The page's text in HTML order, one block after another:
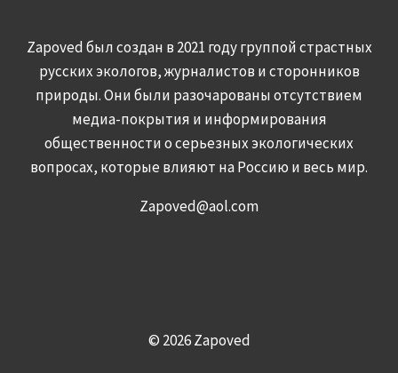
Zapoved был создан в 2021 году группой страстных
русских экологов, журналистов и сторонников
природы. Они были разочарованы отсутствием
медиа-покрытия и информирования
общественности о серьезных экологических
вопросах, которые влияют на Россию и весь мир.
Zapoved@aol.com
© 2026 Zapoved